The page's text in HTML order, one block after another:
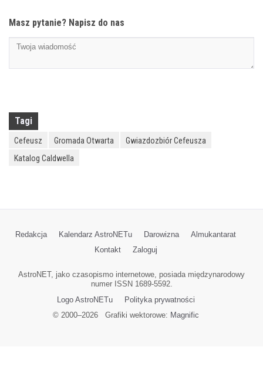
Masz pytanie? Napisz do nas
Tagi
Cefeusz Gromada Otwarta
Gwiazdozbiór Cefeusza
Katalog Caldwella
Redakcja Kalendarz AstroNETu Darowizna
Almukantarat
Kontakt
Zaloguj
AstroNET, jako czasopismo internetowe, posiada międzynarodowy
numer ISSN 1689-5592.
Logo AstroNETu
Polityka prywatności
© 2000–2026Grafiki wektorowe: Magnific